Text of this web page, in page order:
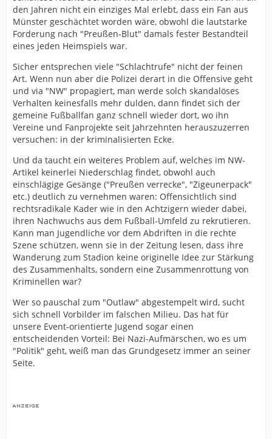
den Jahren nicht ein einziges Mal erlebt, dass ein Fan aus
Münster geschächtet worden wäre, obwohl die lautstarke
Forderung nach "Preußen-Blut" damals fester Bestandteil
eines jeden Heimspiels war.
Sicher entsprechen viele "Schlachtrufe" nicht der feinen
Art. Wenn nun aber die Polizei derart in die Offensive geht
und via "NW" propagiert, man werde solch skandalöses
Verhalten keinesfalls mehr dulden, dann findet sich der
gemeine Fußballfan ganz schnell wieder dort, wo ihn
Vereine und Fanprojekte seit Jahrzehnten herauszuzerren
versuchen: in der kriminalisierten Ecke.
Und da taucht ein weiteres Problem auf, welches im NW-
Artikel keinerlei Niederschlag findet, obwohl auch
einschlägige Gesänge ("Preußen verrecke", "Zigeunerpack"
etc.) deutlich zu vernehmen waren: Offensichtlich sind
rechtsradikale Kader wie in den Achtzigern wieder dabei,
ihren Nachwuchs aus dem Fußball-Umfeld zu rekrutieren.
Kann man Jugendliche vor dem Abdriften in die rechte
Szene schützen, wenn sie in der Zeitung lesen, dass ihre
Wanderung zum Stadion keine originelle Idee zur Stärkung
des Zusammenhalts, sondern eine Zusammenrottung von
Kriminellen war?
Wer so pauschal zum "Outlaw" abgestempelt wird, sucht
sich schnell Vorbilder im falschen Milieu. Das hat für
unsere Event-orientierte Jugend sogar einen
entscheidenden Vorteil: Bei Nazi-Aufmärschen, wo es um
"Politik" geht, weiß man das Grundgesetz immer an seiner
Seite.